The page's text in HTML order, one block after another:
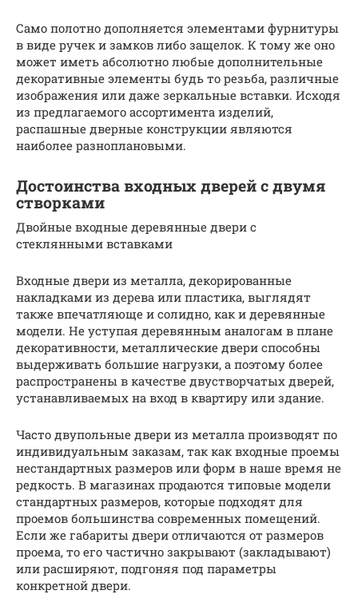
Само полотно дополняется элементами фурнитуры
в виде ручек и замков либо защелок. К тому же оно
может иметь абсолютно любые дополнительные
декоративные элементы будь то резьба, различные
изображения или даже зеркальные вставки. Исходя
из предлагаемого ассортимента изделий,
распашные дверные конструкции являются
наиболее разноплановыми.
Достоинства входных дверей с двумя
створками
Двойные входные деревянные двери с
стеклянными вставками
Входные двери из металла, декорированные
накладками из дерева или пластика, выглядят
также впечатляюще и солидно, как и деревянные
модели. Не уступая деревянным аналогам в плане
декоративности, металлические двери способны
выдерживать большие нагрузки, а поэтому более
распространены в качестве двустворчатых дверей,
устанавливаемых на вход в квартиру или здание.
Часто двупольные двери из металла производят по
индивидуальным заказам, так как входные проемы
нестандартных размеров или форм в наше время не
редкость. В магазинах продаются типовые модели
стандартных размеров, которые подходят для
проемов большинства современных помещений.
Если же габариты двери отличаются от размеров
проема, то его частично закрывают (закладывают)
или расширяют, подгоняя под параметры
конкретной двери.